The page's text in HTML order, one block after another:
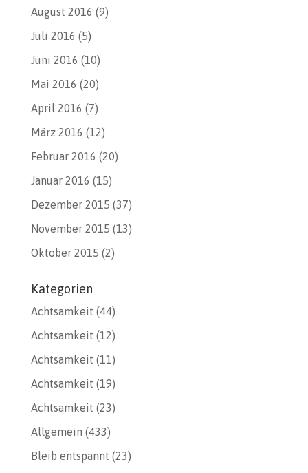
August 2016 (9)
Juli 2016 (5)
Juni 2016 (10)
Mai 2016 (20)
April 2016 (7)
März 2016 (12)
Februar 2016 (20)
Januar 2016 (15)
Dezember 2015 (37)
November 2015 (13)
Oktober 2015 (2)
Kategorien
Achtsamkeit (44)
Achtsamkeit (12)
Achtsamkeit (11)
Achtsamkeit (19)
Achtsamkeit (23)
Allgemein (433)
Bleib entspannt (23)